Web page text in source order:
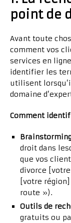
point de
Avant toute
comment vos
services en
identifier les
utilisent
domaine
Comment
droit dans
que vos
divorce
[votre
route »).
Outils de
gratuits ou